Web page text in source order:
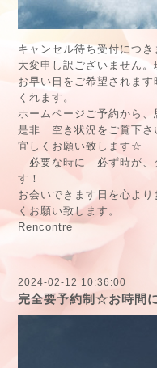
キャンセル待ち受付につき
大変申し訳ございません。
お早い日をご希望されま
くれます。
ホームページご予約から、
是非 空き状況をご覧下さ
宜しくお願い致します☆
必要な時に 必ず時が、
す！
お会いできます日を心よ
くお願い致します。
Rencontre
2024-02-12 10:36:00
完全要予約制☆お時間